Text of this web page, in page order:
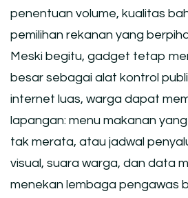
penentuan volume, kualitas
pemilihan rekanan yang
Meski begitu, gadget tetap
besar sebagai alat kontrol
internet luas, warga dapat
lapangan: menu makanan
tak merata, atau jadwal
visual, suara warga, dan data
menekan lembaga pengawas